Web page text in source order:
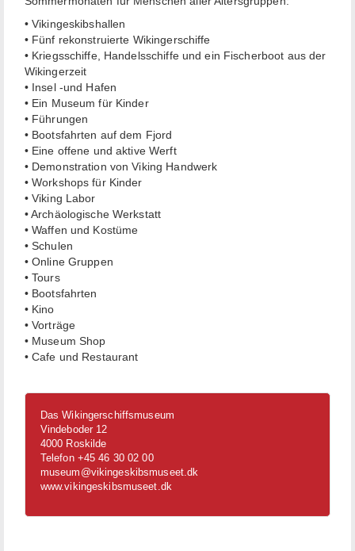
• Vikingeskibshallen
• Fünf rekonstruierte Wikingerschiffe
• Kriegsschiffe, Handelsschiffe und ein Fischerboot aus der
Wikingerzeit
• Insel -und Hafen
• Ein Museum für Kinder
• Führungen
• Bootsfahrten auf dem Fjord
• Eine offene und aktive Werft
• Demonstration von Viking Handwerk
• Workshops für Kinder
• Viking Labor
• Archäologische Werkstatt
• Waffen und Kostüme
• Schulen
• Online Gruppen
• Tours
• Bootsfahrten
• Kino
• Vorträge
• Museum Shop
• Cafe und Restaurant
Das Wikingerschiffsmuseum
Vindeboder 12
4000 Roskilde
Telefon +45 46 30 02 00
museum@vikingeskibsmuseet.dk
www.vikingeskibsmuseet.dk